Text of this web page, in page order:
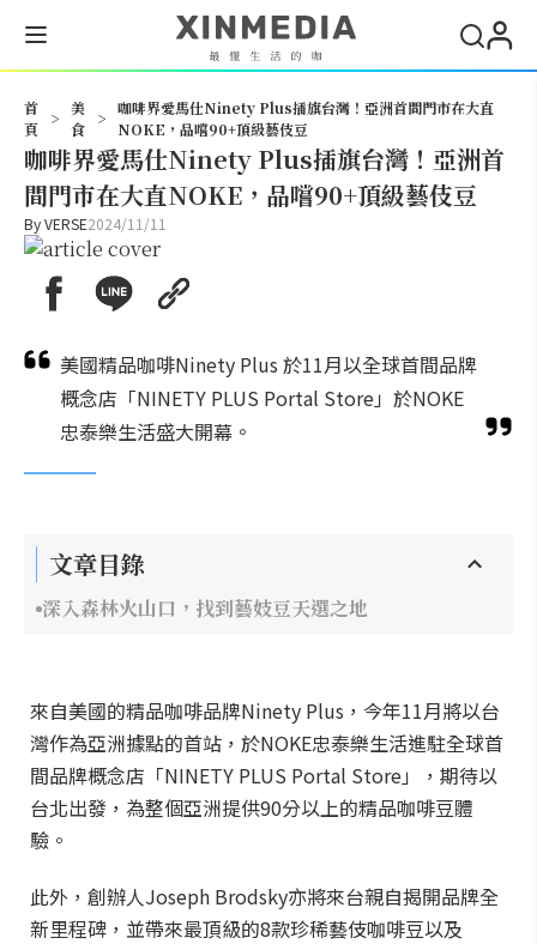
首
頁
>
美
食
>
咖啡界愛馬仕Ninety Plus插旗台灣！亞洲首間門市在大直
NOKE，品嚐90+頂級藝伎豆
咖啡界愛馬仕Ninety Plus插旗台灣！亞洲首
間門市在大直NOKE，品嚐90+頂級藝伎豆
ByVERSE2024/11/11
美國精品咖啡Ninety Plus 於11月以全球首間品牌
概念店「NINETY PLUS Portal Store」於NOKE
忠泰樂生活盛大開幕。
文章目錄
深入森林火山口，找到藝妓豆天選之地
來自美國的精品咖啡品牌Ninety Plus，今年11月將以台
灣作為亞洲據點的首站，於NOKE忠泰樂生活進駐全球首
間品牌概念店「NINETY PLUS Portal Store」，期待以
台北出發，為整個亞洲提供90分以上的精品咖啡豆體
驗。
此外，創辦人Joseph Brodsky亦將來台親自揭開品牌全
新里程碑，並帶來最頂級的8款珍稀藝伎咖啡豆以及